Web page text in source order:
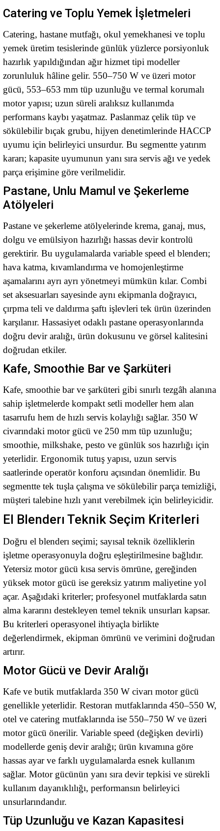
Catering ve Toplu Yemek İşletmeleri
Catering, hastane mutfağı, okul yemekhanesi ve toplu
yemek üretim tesislerinde günlük yüzlerce porsiyonluk
hazırlık yapıldığından ağır hizmet tipi modeller
zorunluluk hâline gelir. 550–750 W ve üzeri motor
gücü, 553–653 mm tüp uzunluğu ve termal korumalı
motor yapısı; uzun süreli aralıksız kullanımda
performans kaybı yaşatmaz. Paslanmaz çelik tüp ve
sökülebilir bıçak grubu, hijyen denetimlerinde HACCP
uyumu için belirleyici unsurdur. Bu segmentte yatırım
kararı; kapasite uyumunun yanı sıra servis ağı ve yedek
parça erişimine göre verilmelidir.
Pastane, Unlu Mamul ve Şekerleme
Atölyeleri
Pastane ve şekerleme atölyelerinde krema, ganaj, mus,
dolgu ve emülsiyon hazırlığı hassas devir kontrolü
gerektirir. Bu uygulamalarda variable speed el blenderı;
hava katma, kıvamlandırma ve homojenleştirme
aşamalarını ayrı ayrı yönetmeyi mümkün kılar. Combi
set aksesuarları sayesinde aynı ekipmanla doğrayıcı,
çırpma teli ve daldırma şaftı işlevleri tek ürün üzerinden
karşılanır. Hassasiyet odaklı pastane operasyonlarında
doğru devir aralığı, ürün dokusunu ve görsel kalitesini
doğrudan etkiler.
Kafe, Smoothie Bar ve Şarküteri
Kafe, smoothie bar ve şarküteri gibi sınırlı tezgâh alanına
sahip işletmelerde kompakt setli modeller hem alan
tasarrufu hem de hızlı servis kolaylığı sağlar. 350 W
civarındaki motor gücü ve 250 mm tüp uzunluğu;
smoothie, milkshake, pesto ve günlük sos hazırlığı için
yeterlidir. Ergonomik tutuş yapısı, uzun servis
saatlerinde operatör konforu açısından önemlidir. Bu
segmentte tek tuşla çalışma ve sökülebilir parça temizliği,
müşteri talebine hızlı yanıt verebilmek için belirleyicidir.
El Blenderı Teknik Seçim Kriterleri
Doğru el blenderı seçimi; sayısal teknik özelliklerin
işletme operasyonuyla doğru eşleştirilmesine bağlıdır.
Yetersiz motor gücü kısa servis ömrüne, gereğinden
yüksek motor gücü ise gereksiz yatırım maliyetine yol
açar. Aşağıdaki kriterler; profesyonel mutfaklarda satın
alma kararını destekleyen temel teknik unsurları kapsar.
Bu kriterleri operasyonel ihtiyaçla birlikte
değerlendirmek, ekipman ömrünü ve verimini doğrudan
artırır.
Motor Gücü ve Devir Aralığı
Kafe ve butik mutfaklarda 350 W civarı motor gücü
genellikle yeterlidir. Restoran mutfaklarında 450–550 W,
otel ve catering mutfaklarında ise 550–750 W ve üzeri
motor gücü önerilir. Variable speed (değişken devirli)
modellerde geniş devir aralığı; ürün kıvamına göre
hassas ayar ve farklı uygulamalarda esnek kullanım
sağlar. Motor gücünün yanı sıra devir tepkisi ve sürekli
kullanım dayanıklılığı, performansın belirleyici
unsurlarındandır.
Tüp Uzunluğu ve Kazan Kapasitesi